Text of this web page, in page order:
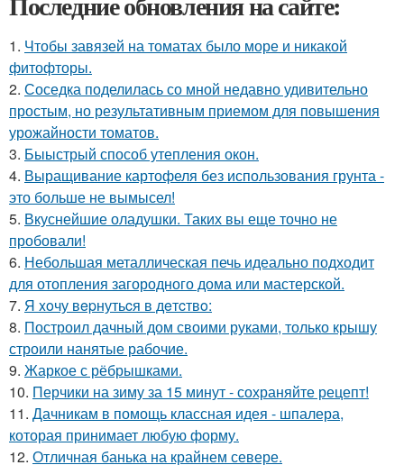
1. Чтобы завязей на томатах было море и никакой
фитофторы.
2. Соседка поделилась со мной недавно удивительно
простым, но результативным приемом для повышения
урожайности томатов.
3. Быыстрый способ утепления окон.
4. Выращивание картофеля без использования грунта -
это больше не вымысел!
5. Вкуснейшие оладушки. Таких вы еще точно не
пробовали!
6. Небольшая металлическая печь идеально подходит
для отопления загородного дома или мастерской.
7. Я xoчу вepнутьcя в дeтcтвo:
8. Построил дачный дом своими руками, только крышу
строили нанятые рабочие.
9. Жаркое с рёбрышками.
10. Перчики на зиму за 15 минут - сохраняйте рецепт!
11. Дачникам в помощь классная идея - шпалера,
которая принимает любую форму.
12. Отличная банька на крайнем севере.